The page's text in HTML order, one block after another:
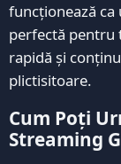
funcționează
perfectă pentru
rapidă și
plictisitoare.
Cum Poți
Streaming